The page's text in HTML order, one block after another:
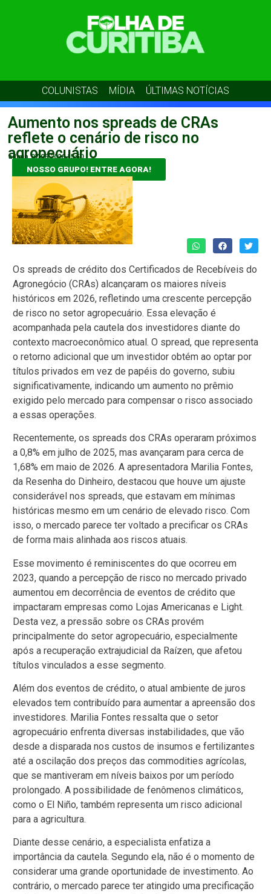
COLUNISTAS MÍDIA ÚLTIMAS NOTÍCIAS
Aumento nos spreads de CRAs
reflete o cenário de risco no
agropecuário
admin 07/06/2026 15:50
NOSSO GRUPO! ENTRE AGORA!
Os spreads de crédito dos Certificados de Recebíveis do
Agronegócio (CRAs) alcançaram os maiores níveis
históricos em 2026, refletindo uma crescente percepção
de risco no setor agropecuário. Essa elevação é
acompanhada pela cautela dos investidores diante do
contexto macroeconômico atual. O spread, que representa
o retorno adicional que um investidor obtém ao optar por
títulos privados em vez de papéis do governo, subiu
significativamente, indicando um aumento no prêmio
exigido pelo mercado para compensar o risco associado
a essas operações.
Recentemente, os spreads dos CRAs operaram próximos
a 0,8% em julho de 2025, mas avançaram para cerca de
1,68% em maio de 2026. A apresentadora Marilia Fontes,
da Resenha do Dinheiro, destacou que houve um ajuste
considerável nos spreads, que estavam em mínimas
históricas mesmo em um cenário de elevado risco. Com
isso, o mercado parece ter voltado a precificar os CRAs
de forma mais alinhada aos riscos atuais.
Esse movimento é reminiscentes do que ocorreu em
2023, quando a percepção de risco no mercado privado
aumentou em decorrência de eventos de crédito que
impactaram empresas como Lojas Americanas e Light.
Desta vez, a pressão sobre os CRAs provém
principalmente do setor agropecuário, especialmente
após a recuperação extrajudicial da Raízen, que afetou
títulos vinculados a esse segmento.
Além dos eventos de crédito, o atual ambiente de juros
elevados tem contribuído para aumentar a apreensão dos
investidores. Marilia Fontes ressalta que o setor
agropecuário enfrenta diversas instabilidades, que vão
desde a disparada nos custos de insumos e fertilizantes
até a oscilação dos preços das commodities agrícolas,
que se mantiveram em níveis baixos por um período
prolongado. A possibilidade de fenômenos climáticos,
como o El Niño, também representa um risco adicional
para a agricultura.
Diante desse cenário, a especialista enfatiza a
importância da cautela. Segundo ela, não é o momento de
considerar uma grande oportunidade de investimento. Ao
contrário, o mercado parece ter atingido uma precificação